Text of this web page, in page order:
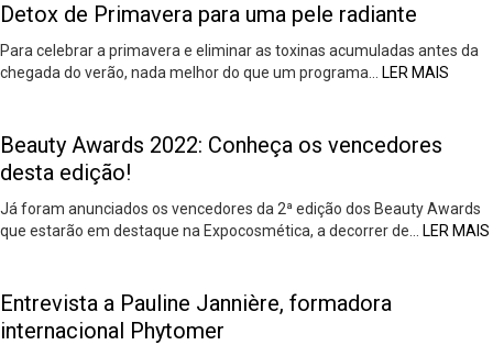
Detox de Primavera para uma pele radiante
Para celebrar a primavera e eliminar as toxinas acumuladas antes da
chegada do verão, nada melhor do que um programa…
LER MAIS
Beauty Awards 2022: Conheça os vencedores
desta edição!
Já foram anunciados os vencedores da 2ª edição dos Beauty Awards
que estarão em destaque na Expocosmética, a decorrer de…
LER MAIS
Entrevista a Pauline Jannière, formadora
internacional Phytomer